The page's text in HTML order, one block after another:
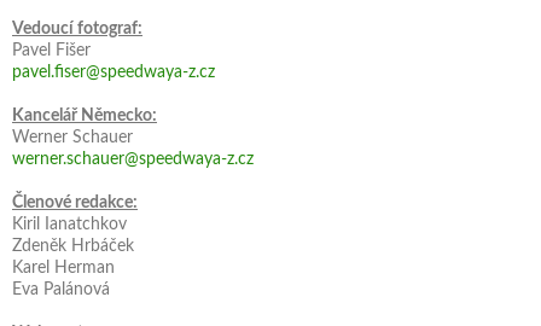
Vedoucí fotograf:
Pavel Fišer
pavel.fiser@speedwaya-z.cz
Kancelář Německo:
Werner Schauer
werner.schauer@speedwaya-z.cz
Členové redakce:
Kiril Ianatchkov
Zdeněk Hrbáček
Karel Herman
Eva Palánová